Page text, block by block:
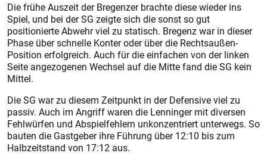
Die frühe Auszeit der Bregenzer brachte diese wieder ins
Spiel, und bei der SG zeigte sich die sonst so gut
positionierte Abwehr viel zu statisch. Bregenz war in dieser
Phase über schnelle Konter oder über die Rechtsaußen-
Position erfolgreich. Auch für die einfachen von der linken
Seite angezogenen Wechsel auf die Mitte fand die SG kein
Mittel.
Die SG war zu diesem Zeitpunkt in der Defensive viel zu
passiv. Auch im Angriff waren die Lenninger mit diversen
Fehlwürfen und Abspielfehlern unkonzentriert unterwegs. So
bauten die Gastgeber ihre Führung über 12:10 bis zum
Halbzeitstand von 17:12 aus.